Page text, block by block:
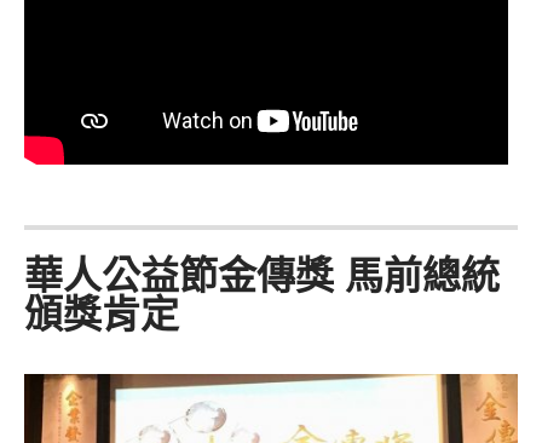
華人公益節金傳獎 馬前總統
頒獎肯定